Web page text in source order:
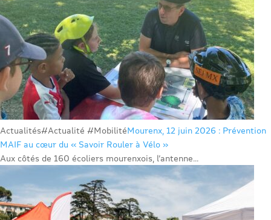
Actualités#Actualité #MobilitéMourenx, 12 juin 2026 : Prévention
MAIF au cœur du « Savoir Rouler à Vélo »
Aux côtés de 160 écoliers mourenxois, l’antenne...